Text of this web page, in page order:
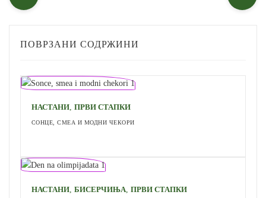
ПОВРЗАНИ СОДРЖИНИ
НАСТАНИ, ПРВИ СТАПКИ
СОНЦЕ, СМЕА И МОДНИ ЧЕКОРИ
НАСТАНИ, БИСЕРЧИЊА, ПРВИ СТАПКИ